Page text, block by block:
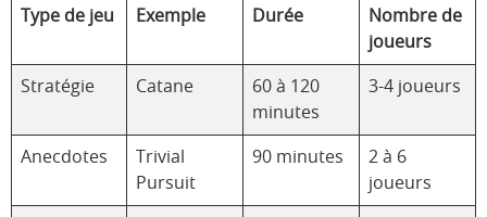
Type de jeu Exemple Durée
Nombre de
joueurs
Stratégie Catane
60 à 120
minutes
3-4 joueurs
Anecdotes
Trivial
Pursuit
90 minutes
2 à 6
joueurs